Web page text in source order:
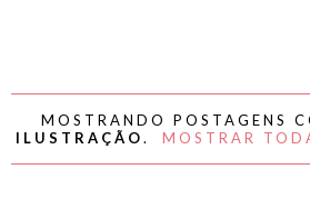
MOSTRANDO POSTAGENS
ILUSTRAÇÃO. MOSTRAR